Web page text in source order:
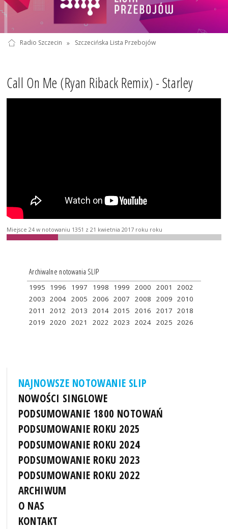
Radio Szczecin » Szczecińska Lista Przebojów
Call On Me (Ryan Riback Remix) - Starley
Miejsce 24 w notowaniu 1351 z 21 kwietnia 2017 roku roku
Archiwalne notowania SLIP
1995 1996 1997 1998 1999 2000 2001
2002
2003 2004 2005 2006 2007 2008 2009 2010
2011
2012 2013 2014 2015 2016 2017 2018
2019 2020 2021 2022 2023 2024 2025 2026
NAJNOWSZE NOTOWANIE SLIP
NOWOŚCI SINGLOWE
PODSUMOWANIE 1800 NOTOWAŃ
PODSUMOWANIE ROKU 2025
PODSUMOWANIE ROKU 2024
PODSUMOWANIE ROKU 2023
PODSUMOWANIE ROKU 2022
ARCHIWUM
O NAS
KONTAKT